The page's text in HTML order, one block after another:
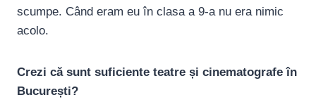
scumpe. Când eram eu în clasa a 9-a nu era nimic
acolo.
Crezi că sunt suficiente teatre și cinematografe în
București?